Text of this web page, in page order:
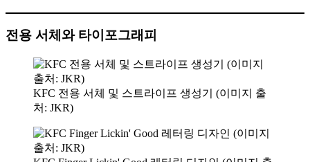
전용 서체와 타이포그래피
KFC 전용 서체 및 스트라이프 생성기 (이미지 출
처: JKR)